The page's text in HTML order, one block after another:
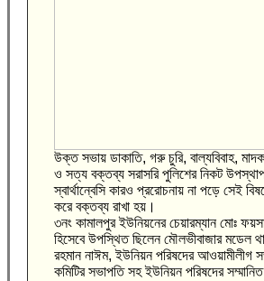
উক্ত সভায় ডাকাতি, গরু চুরি, বাল্যবিবাহ,
ও সত্য বক্তব্য সরাসরি পুলিশের নিকট
স্বার্থান্বেসি কারও প্ররোচনায় না পড়ে সেই
করে বক্তব্য রাখা হয়।
৩নং কামালপুর ইউনিয়নের চেয়ারম্যান মোঃ
হিসেবে উপস্থিত ছিলেন মৌলভীবাজার মডেল
রহমান নাঈম, ইউনিয়ন পরিষদের আওয়ামীলীগ
কমিটির সভাপতি সহ ইউনিয়ন পরিষদের